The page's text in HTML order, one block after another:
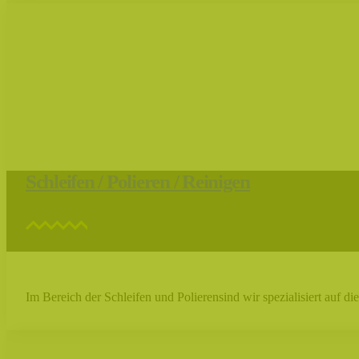
Schleifen / Polieren / Reinigen
Im Bereich der Schleifen und Polierensind wir spezialisiert auf